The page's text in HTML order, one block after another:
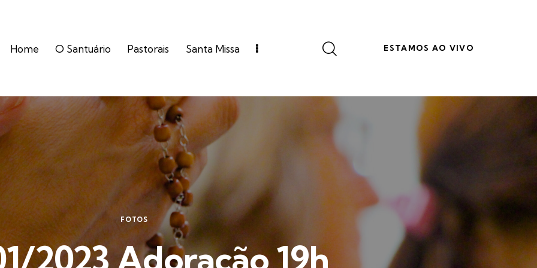
Home O Santuário Pastorais Santa Missa ESTAMOS AO VIVO
FOTOS
2023 Adoração 19h